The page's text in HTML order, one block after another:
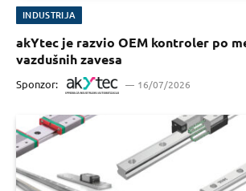
INDUSTRIJA
akYtec je razvio OEM kontroler po
vazdušnih zavesa
Sponzor: 16/07/2026